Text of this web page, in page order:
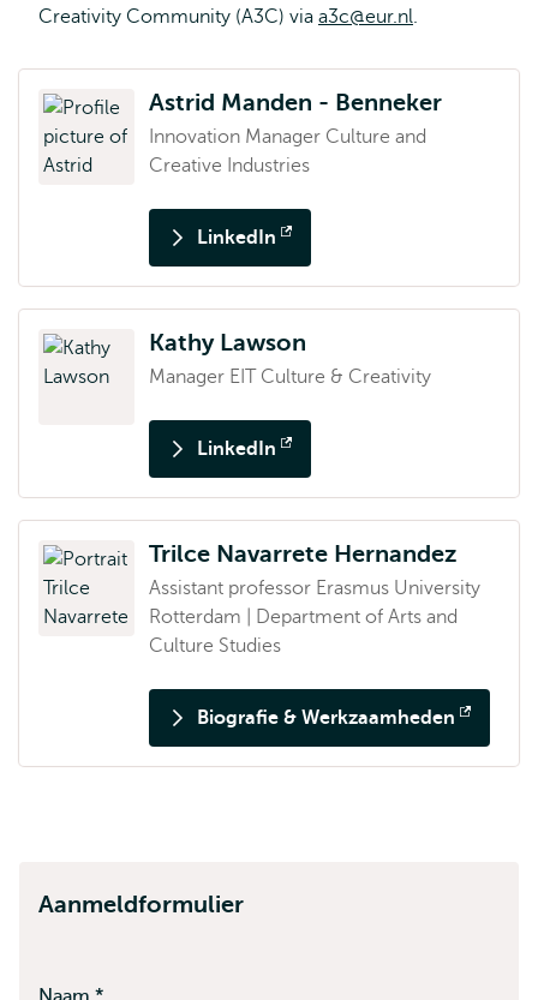
Creativity Community (A3C) via a3c@eur.nl.
Astrid Manden - Benneker
Innovation Manager Culture and
Creative Industries
LinkedIn
Opent
Kathy Lawson
Manager EIT Culture & Creativity
LinkedIn
Opent
Trilce Navarrete Hernandez
Assistant professor Erasmus University
Rotterdam | Department of Arts and
Culture Studies
Biografie & Werkzaamheden
Opent
Aanmeldformulier